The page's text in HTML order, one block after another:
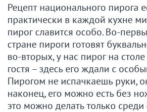
Рецепт национального пирога
практически в каждой кухне
пирог славится особо. Во-
стране пироги готовят
во-вторых, у нас пирог на
гостя – здесь его ждали с
Пирогом не испачкаешь руки,
наконец, его можно есть без
это можно делать только среди